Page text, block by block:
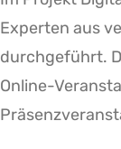
Experten aus
durchgeführt.
Online-